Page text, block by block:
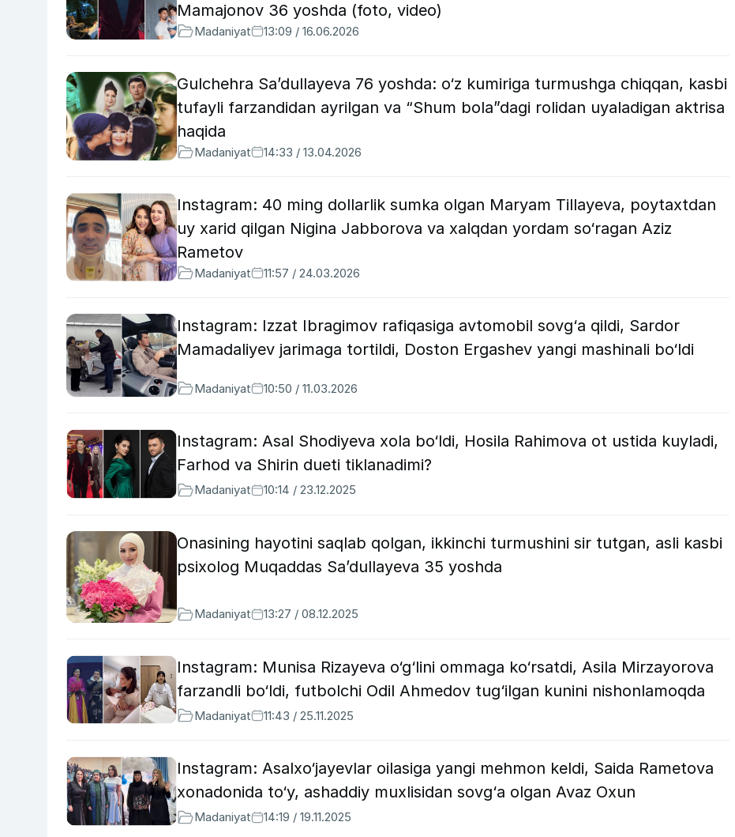
Mamajonov 36 yoshda (foto, video)
Madaniyat 13:09 / 16.06.2026
Gulchehra Sa’dullayeva 76 yoshda: o‘z kumiriga turmushga chiqqan, kasbi
tufayli farzandidan ayrilgan va “Shum bola”dagi rolidan uyaladigan aktrisa
haqida
Madaniyat 14:33 / 13.04.2026
Instagram: 40 ming dollarlik sumka olgan Maryam Tillayeva, poytaxtdan
uy xarid qilgan Nigina Jabborova va xalqdan yordam so‘ragan Aziz
Rametov
Madaniyat 11:57 / 24.03.2026
Instagram: Izzat Ibragimov rafiqasiga avtomobil sovg‘a qildi, Sardor
Mamadaliyev jarimaga tortildi, Doston Ergashev yangi mashinali bo‘ldi
Madaniyat 10:50 / 11.03.2026
Instagram: Asal Shodiyeva xola bo‘ldi, Hosila Rahimova ot ustida kuyladi,
Farhod va Shirin dueti tiklanadimi?
Madaniyat 10:14 / 23.12.2025
Onasining hayotini saqlab qolgan, ikkinchi turmushini sir tutgan, asli kasbi
psixolog Muqaddas Sa’dullayeva 35 yoshda
Madaniyat 13:27 / 08.12.2025
Instagram: Munisa Rizayeva o‘g‘lini ommaga ko‘rsatdi, Asila Mirzayorova
farzandli bo‘ldi, futbolchi Odil Ahmedov tug‘ilgan kunini nishonlamoqda
Madaniyat 11:43 / 25.11.2025
Instagram: Asalxo‘jayevlar oilasiga yangi mehmon keldi, Saida Rametova
xonadonida to‘y, ashaddiy muxlisidan sovg‘a olgan Avaz Oxun
Madaniyat 14:19 / 19.11.2025